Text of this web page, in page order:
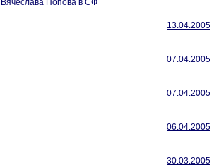
Вячеслава Попова в СФ
13.04.2005
07.04.2005
07.04.2005
06.04.2005
30.03.2005